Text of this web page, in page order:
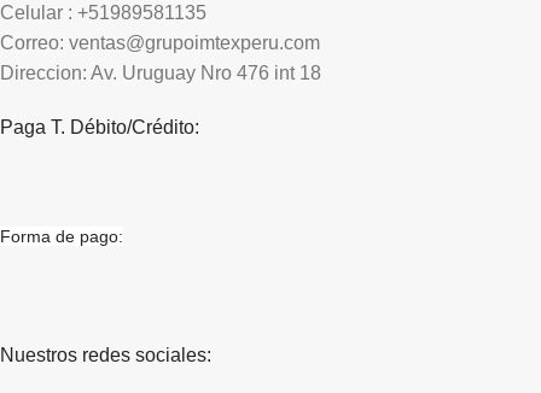
Celular : +51989581135
Correo: ventas@grupoimtexperu.com
Direccion: Av. Uruguay Nro 476 int 18
Paga T. Débito/Crédito:
Forma de pago:
Nuestros redes sociales: